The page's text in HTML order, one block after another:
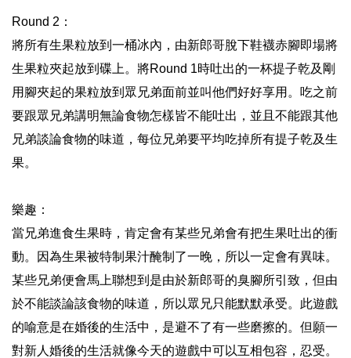
Round 2：
將所有生果粒放到一桶冰內，由新郎哥脫下鞋襪赤腳即場將
生果粒夾起放到碟上。將Round 1時吐出的一杯提子乾及剛
用腳夾起的果粒放到眾兄弟面前並叫他們好好享用。吃之前
要跟眾兄弟講明無論食物怎樣皆不能吐出，並且不能跟其他
兄弟談論食物的味道，每位兄弟要平均吃掉所有提子乾及生
果。
樂趣：
當兄弟進食生果時，肯定會有某些兄弟會有把生果吐出的衝
動。因為生果被特制果汁醃制了一晚，所以一定會有異味。
某些兄弟便會馬上聯想到是由於新郎哥的臭腳所引致，但由
於不能談論該食物的味道，所以眾兄只能默默承受。此遊戲
的喻意是在婚後的生活中，是避不了有一些磨擦的。但願一
對新人婚後的生活就像今天的遊戲中可以互相包容，忍受。